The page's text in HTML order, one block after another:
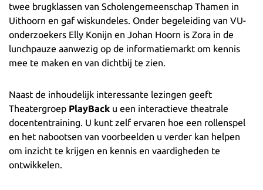
twee brugklassen van Scholengemeenschap Thamen in
Uithoorn en gaf wiskundeles. Onder begeleiding van VU-
onderzoekers Elly Konijn en Johan Hoorn is Zora in de
lunchpauze aanwezig op de informatiemarkt om kennis
mee te maken en van dichtbij te zien.
Naast de inhoudelijk interessante lezingen geeft
Theatergroep PlayBack u een interactieve theatrale
docententraining. U kunt zelf ervaren hoe een rollenspel
en het nabootsen van voorbeelden u verder kan helpen
om inzicht te krijgen en kennis en vaardigheden te
ontwikkelen.